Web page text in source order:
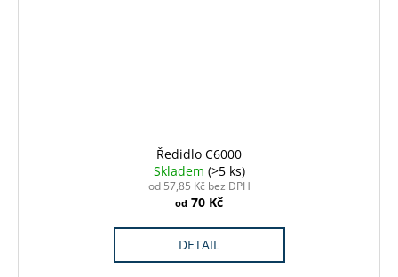
Ředidlo C6000
Skladem (>5 ks)
od 57,85 Kč bez DPH
od 70 Kč
DETAIL